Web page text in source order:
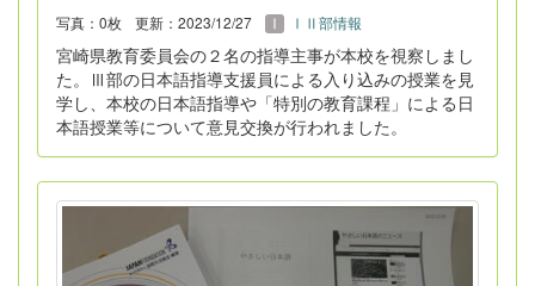
写真：0枚 更新：2023/12/27 ⅠⅡ部情報
宮崎県教育委員会の２名の指導主事が本校を視察しまし
た。Ⅲ部の日本語指導支援員による入り込みの授業を見
学し、本校の日本語指導や「特別の教育課程」による日
本語授業等について意見交換が行われました。